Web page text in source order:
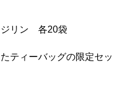
リン 各20袋
ティーバッグの限定セッ